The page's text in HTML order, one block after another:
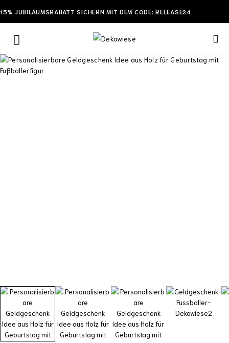
15% JUBILÄUMSRABATT SICHERN MIT DEM CODE: RELEASE24